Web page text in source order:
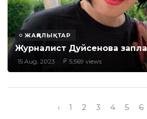
ЖАҢАЛЫҚТАР
Журналист Дуйсенова
15 Aug, 2023 5,569 views
‹ 1 2 3 4 5 6